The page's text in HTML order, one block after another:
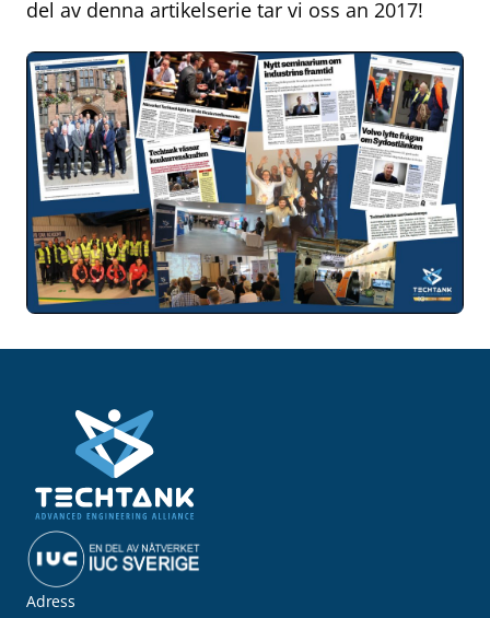
del av denna artikelserie tar vi oss an 2017!
Adress